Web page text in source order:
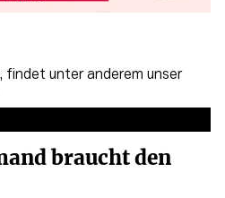
braucht den